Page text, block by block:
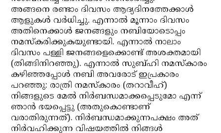
അങ്ങനെ രണ്ടാം ദിവസം ആദ്യദിനത്തേക്കാള്‍
ആളുകള്‍ വര്‍ധിച്ചു. എന്നാല്‍ മൂന്നാം ദിവസം
അതിനെക്കാള്‍ ജനങ്ങളും നബിയോടൊപ്പം
നമസ്‌കരിക്കുകയുണ്ടായി. എന്നാല്‍ നാലാം
ദിവസം പള്ളി ജനങ്ങളെക്കൊണ്ട് അശക്തമായി
(തിങ്ങിനിറഞ്ഞു). എന്നാല്‍ സുബ്ഹി നമസ്‌കാരം
കഴിഞ്ഞപ്പോള്‍ നബി അവരോട് ഇപ്രകാരം
പറഞ്ഞു: രാത്രി നമസ്‌കാരം (തറാവീഹ്)
നിങ്ങളുടെ മേല്‍ നിര്‍ബന്ധമാക്കപ്പെടുമോ എന്ന്
ഞാന്‍ ഭയപ്പെട്ടു (അതുകൊണ്ടാണ്
വരാതിരുന്നത്). നിര്‍ബന്ധമാക്കുന്നപക്ഷം അത്
നിര്‍വഹിക്കുന്ന വിഷയത്തില്‍ നിങ്ങള്‍